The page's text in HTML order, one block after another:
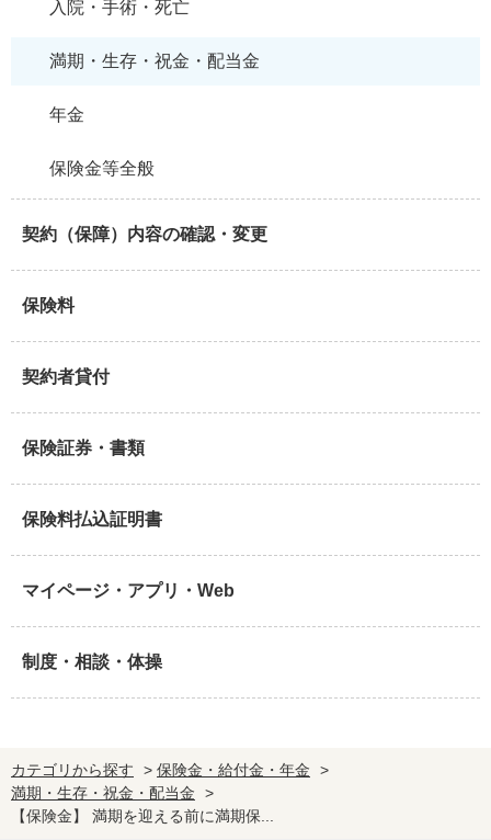
入院・手術・死亡
満期・生存・祝金・配当金
年金
保険金等全般
契約（保障）内容の確認・変更
保険料
契約者貸付
保険証券・書類
保険料払込証明書
マイページ・アプリ・Web
制度・相談・体操
カテゴリから探す > 保険金・給付金・年金
>
満期・生存・祝金・配当金
>
【保険金】 満期を迎える前に満期保...